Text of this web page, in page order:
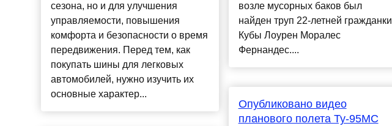
сезона, но и для улучшения
управляемости, повышения
комфорта и безопасности о время
передвижения. Перед тем, как
покупать шины для легковых
автомобилей, нужно изучить их
основные характер...
возле мусорных баков был
найден труп 22-летней гражданки
Кубы Лоурен Моралес
Фернандес....
Опубликовано видео
планового полета Ту-95МС